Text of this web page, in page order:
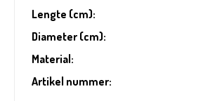
Lengte (cm):
Diameter (cm):
Material:
Artikel nummer: